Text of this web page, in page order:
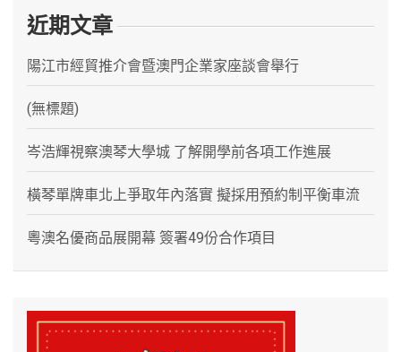
近期文章
陽江市經貿推介會暨澳門企業家座談會舉行
(無標題)
岑浩輝視察澳琴大學城 了解開學前各項工作進展
橫琴單牌車北上爭取年內落實 擬採用預約制平衡車流
粵澳名優商品展開幕 簽署49份合作項目